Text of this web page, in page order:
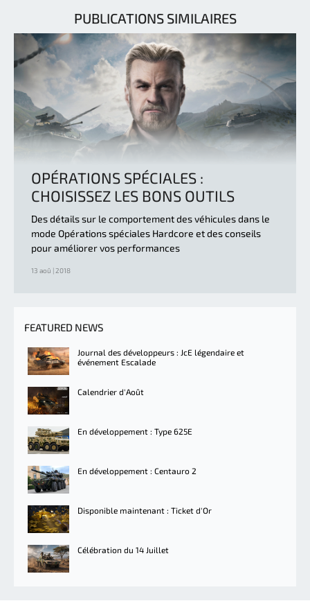
PUBLICATIONS SIMILAIRES
OPÉRATIONS SPÉCIALES :
CHOISISSEZ LES BONS OUTILS
Des détails sur le comportement des véhicules dans le
mode Opérations spéciales Hardcore et des conseils
pour améliorer vos performances
13 aoû | 2018
FEATURED NEWS
Journal des développeurs : JcE légendaire et
événement Escalade
Calendrier d'Août
En développement : Type 625E
En développement : Centauro 2
Disponible maintenant : Ticket d'Or
Célébration du 14 Juillet